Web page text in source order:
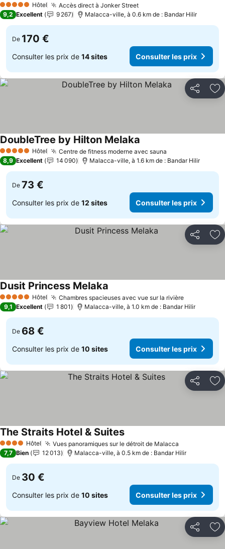
5 Étoiles Hôtel Accès direct à Jonker StreetConsulter les prix
9,2 Excellent 9 267 Malacca-ville, à 0.6 km de : Bandar Hilir
De 170 €
Consulter les prix de 14 sites Consulter les prix
Partager
5 Étoiles Hôtel Centre de fitness moderne avec sauna
DoubleTree by Hilton Melaka
8,9 Excellent 14 090 Malacca-ville, à 1.6 km de : Bandar Hilir
De 73 €
Consulter les prix de 12 sites Consulter les prix
Partager
5 Étoiles Hôtel Chambres spacieuses avec vue sur la rivièreConsulter
Dusit Princess Melaka
9,1 Excellent 1 801 Malacca-ville, à 1.0 km de : Bandar Hilir
De 68 €
Consulter les prix de 10 sites Consulter les prix
Partager
4 Étoiles Hôtel Vues panoramiques sur le détroit de Malacca
The Straits Hotel & SuitesConsulter les prix
7,7 Bien 12 013 Malacca-ville, à 0.5 km de : Bandar Hilir
De 30 €
Consulter les prix de 10 sites Consulter les prix
Partager